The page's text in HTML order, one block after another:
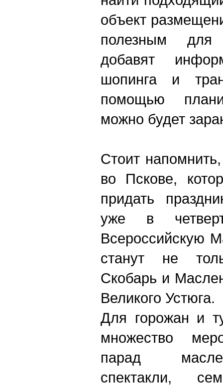
объект
полезным для
добавят
шопинга и
помощью
можно будет
Стоит
во Пскове,
придать
уже в
Всероссийскую
станут не
Скобарь и
Великого Устюга.
Для горожан и
множество
парад
спектакли,